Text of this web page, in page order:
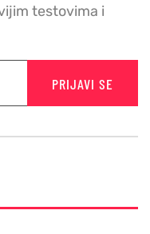
testovima i
PRIJAVI SE